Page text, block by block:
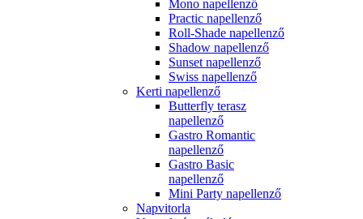
Mono napellenző
Practic napellenző
Roll-Shade napellenző
Shadow napellenző
Sunset napellenző
Swiss napellenző
Kerti napellenző
Butterfly terasz
napellenző
Gastro Romantic
napellenző
Gastro Basic
napellenző
Mini Party napellenző
Napvitorla